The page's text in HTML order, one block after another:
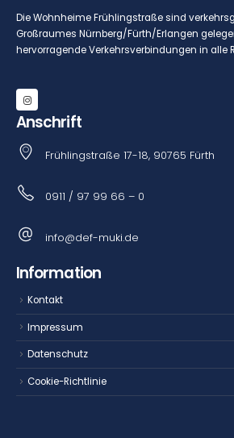
Die Wohnheime Frühlingstraße sind
Großraumes Nürnberg/Fürth/Erlangen
hervorragende Verkehrsverbindungen in alle
Anschrift
Frühlingstraße 17-18, 90765 Fürth
0911 / 97 99 66 – 0
info@def-muki.de
Information
Kontakt
Impressum
Datenschutz
Cookie-Richtlinie